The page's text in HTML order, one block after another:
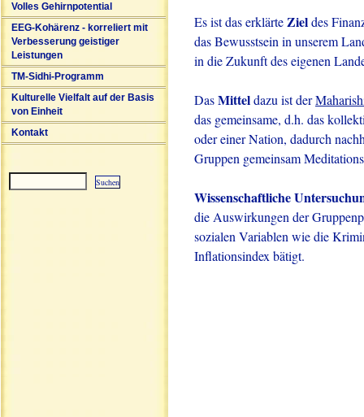
Volles Gehirnpotential
EEG-Kohärenz - korreliert mit
Verbesserung geistiger
Leistungen
TM-Sidhi-Programm
Kulturelle Vielfalt auf der Basis
von Einheit
Kontakt
Es ist das erklärteZieldes
das Bewusstsein in unserem
in die Zukunft des eigenen
DasMitteldazu ist der
das gemeinsame, d.h. das
oder einer Nation, dadurch
Gruppen gemeinsam
Wissenschaftliche
die Auswirkungen der
sozialen Variablen wie die
Inflationsindex bätigt.